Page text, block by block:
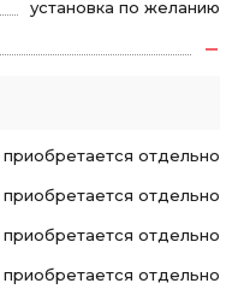
установка по желанию
приобретается отдельно
приобретается отдельно
приобретается отдельно
приобретается отдельно